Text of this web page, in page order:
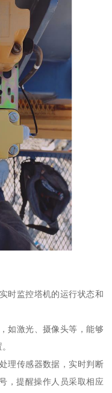
时监控塔机的运行状态和
如激光、摄像头等，能够
理传感器数据，实时判断
，提醒操作人员采取相应